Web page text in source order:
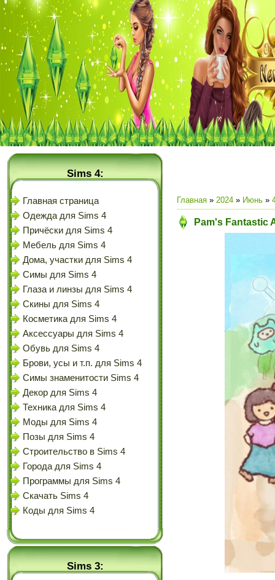
Sims 4:
Главная страница
Одежда для Sims 4
Причёски для Sims 4
Мебель для Sims 4
Дома, участки для Sims 4
Симы для Sims 4
Глаза и линзы для Sims 4
Скины для Sims 4
Косметика для Sims 4
Аксессуары для Sims 4
Обувь для Sims 4
Брови, усы и т.п. для Sims 4
Симы знаменитости Sims 4
Декор для Sims 4
Техника для Sims 4
Моды для Sims 4
Позы для Sims 4
Строительство в Sims 4
Города для Sims 4
Программы для Sims 4
Скачать Sims 4
Коды для Sims 4
Sims 3:
Главная » 2024 » Июнь »
Pam's Fantastic